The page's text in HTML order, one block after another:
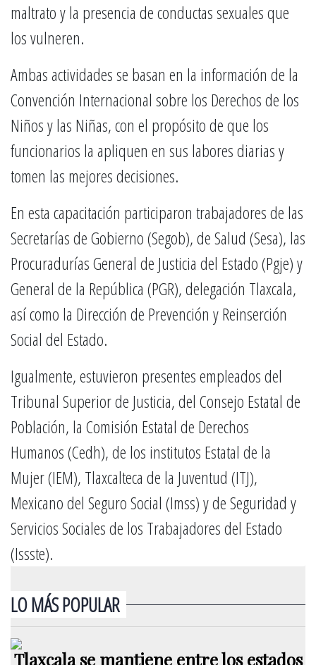
maltrato y la presencia de conductas sexuales que
los vulneren.
Ambas actividades se basan en la información de la
Convención Internacional sobre los Derechos de los
Niños y las Niñas, con el propósito de que los
funcionarios la apliquen en sus labores diarias y
tomen las mejores decisiones.
En esta capacitación participaron trabajadores de las
Secretarías de Gobierno (Segob), de Salud (Sesa), las
Procuradurías General de Justicia del Estado (Pgje) y
General de la República (PGR), delegación Tlaxcala,
así como la Dirección de Prevención y Reinserción
Social del Estado.
Igualmente, estuvieron presentes empleados del
Tribunal Superior de Justicia, del Consejo Estatal de
Población, la Comisión Estatal de Derechos
Humanos (Cedh), de los institutos Estatal de la
Mujer (IEM), Tlaxcalteca de la Juventud (ITJ),
Mexicano del Seguro Social (Imss) y de Seguridad y
Servicios Sociales de los Trabajadores del Estado
(Issste).
LO MÁS POPULAR
Tlaxcala se mantiene entre los estados